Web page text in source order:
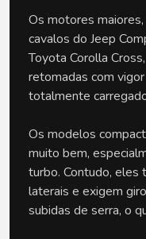
Os motores
cavalos do Jeep
Toyota Corolla
retomadas com
totalmente
Os modelos
muito bem,
turbo. Contudo, eles
laterais e exigem
subidas de serra, o